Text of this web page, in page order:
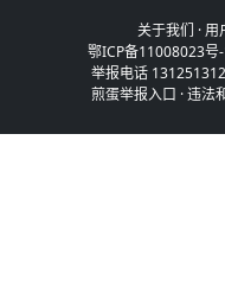
关于我们 ·用
鄂ICP备11008023号-
举报电话
煎蛋举报入口 ·违法